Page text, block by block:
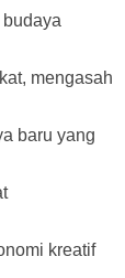
mengasah
baru yang
kreatif